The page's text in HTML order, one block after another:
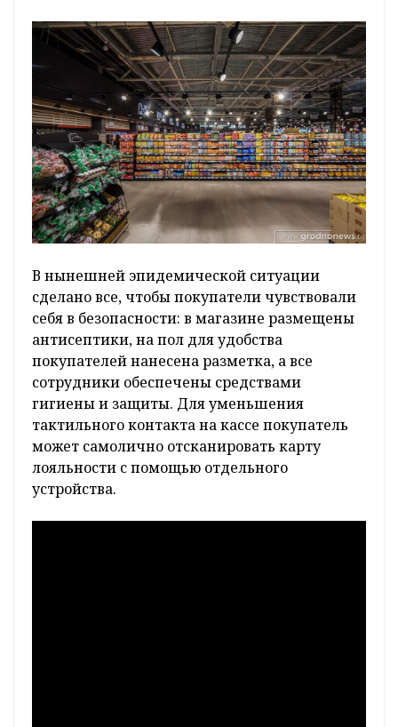
В нынешней эпидемической ситуации
сделано все, чтобы покупатели чувствовали
себя в безопасности: в магазине размещены
антисептики, на пол для удобства
покупателей нанесена разметка, а все
сотрудники обеспечены средствами
гигиены и защиты. Для уменьшения
тактильного контакта на кассе покупатель
может самолично отсканировать карту
лояльности с помощью отдельного
устройства.